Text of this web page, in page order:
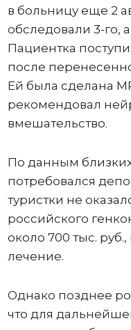
в больницу еще 2
обследовали 3-го,
Пациентка
после
Ей была сделана
рекомендовал
вмешательство.
По данным
потребовался
туристки не
российского
около 700 тыс.
лечение.
Однако позднее
что для